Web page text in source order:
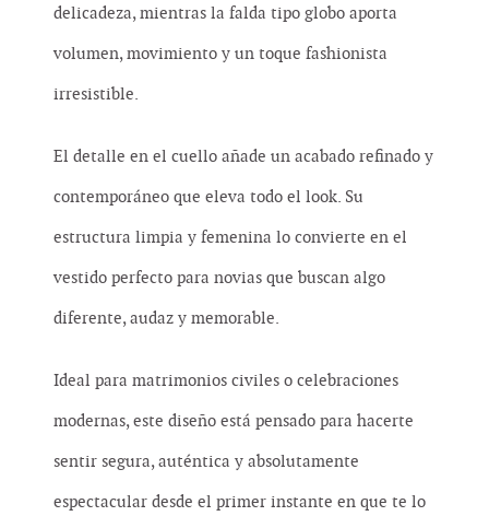
delicadeza, mientras la falda tipo globo aporta
volumen, movimiento y un toque fashionista
irresistible.
El detalle en el cuello añade un acabado refinado y
contemporáneo que eleva todo el look. Su
estructura limpia y femenina lo convierte en el
vestido perfecto para novias que buscan algo
diferente, audaz y memorable.
Ideal para matrimonios civiles o celebraciones
modernas, este diseño está pensado para hacerte
sentir segura, auténtica y absolutamente
espectacular desde el primer instante en que te lo